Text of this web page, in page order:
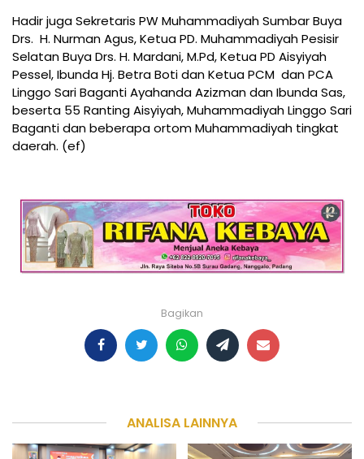
Hadir juga Sekretaris PW Muhammadiyah Sumbar Buya
Drs. H. Nurman Agus, Ketua PD. Muhammadiyah Pesisir
Selatan Buya Drs. H. Mardani, M.Pd, Ketua PD Aisyiyah
Pessel, Ibunda Hj. Betra Boti dan Ketua PCM dan PCA
Linggo Sari Baganti Ayahanda Azizman dan Ibunda Sas,
beserta 55 Ranting Aisyiyah, Muhammadiyah Linggo Sari
Baganti dan beberapa ortom Muhammadiyah tingkat
daerah. (ef)
Bagikan
ANALISA LAINNYA